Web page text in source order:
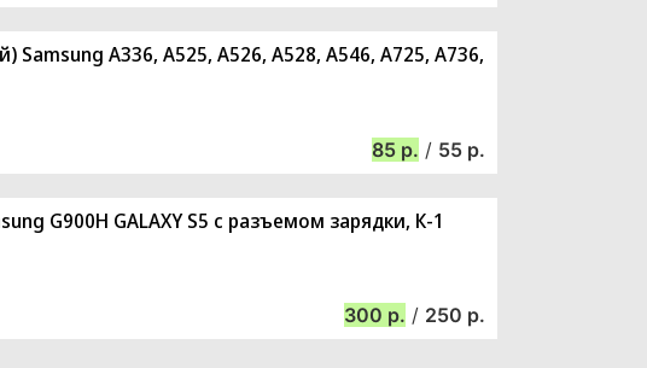
A336, A525, A526, A528, A546, A725, A736,
85 / 55
G900H GALAXY S5 с разъемом зарядки, К-1
300 / 250